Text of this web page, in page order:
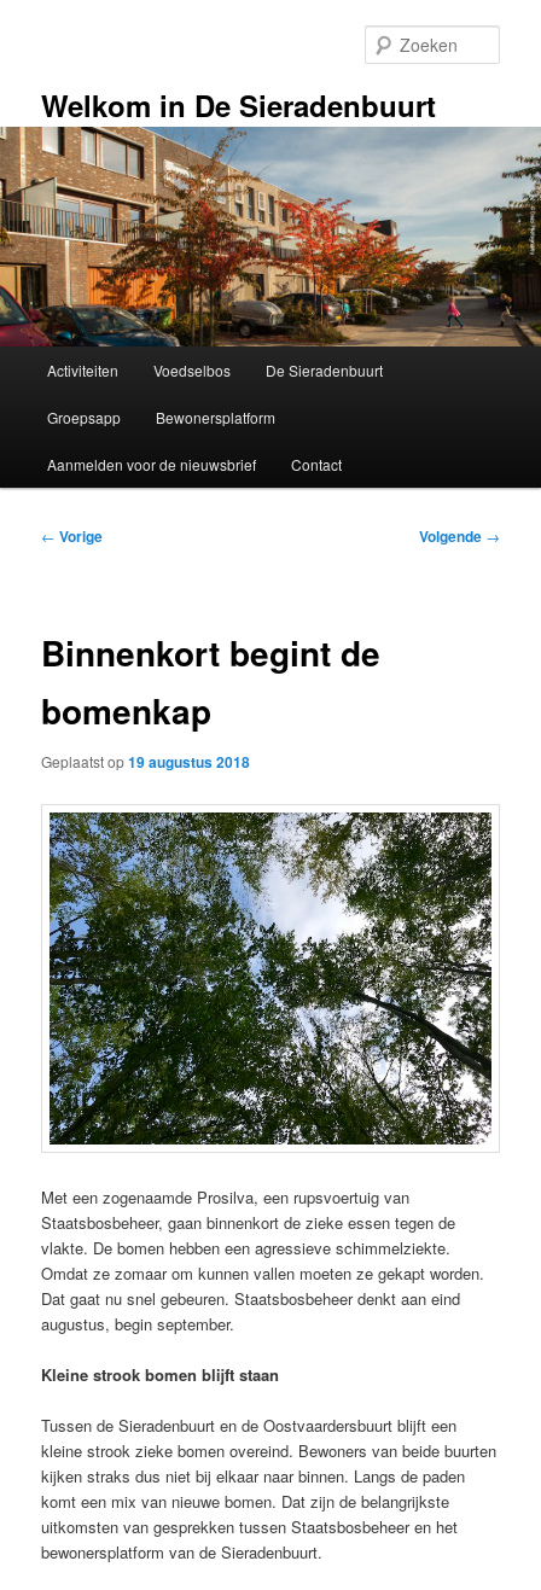
inhoudWelkom in De Sieradenbuurt
Activiteiten Voedselbos De Sieradenbuurt
Groepsapp Bewonersplatform
Aanmelden voor de nieuwsbrief Contact
Bericht
← Vorige Volgende →
Binnenkort begint de
bomenkap
Geplaatst op19 augustus 2018
Met een zogenaamde Prosilva, een rupsvoertuig van
Staatsbosbeheer, gaan binnenkort de zieke essen tegen de
vlakte. De bomen hebben een agressieve schimmelziekte.
Omdat ze zomaar om kunnen vallen moeten ze gekapt worden.
Dat gaat nu snel gebeuren. Staatsbosbeheer denkt aan eind
augustus, begin september.
Kleine strook bomen blijft staan
Tussen de Sieradenbuurt en de Oostvaardersbuurt blijft een
kleine strook zieke bomen overeind. Bewoners van beide buurten
kijken straks dus niet bij elkaar naar binnen. Langs de paden
komt een mix van nieuwe bomen. Dat zijn de belangrijkste
uitkomsten van gesprekken tussen Staatsbosbeheer en het
bewonersplatform van de Sieradenbuurt.